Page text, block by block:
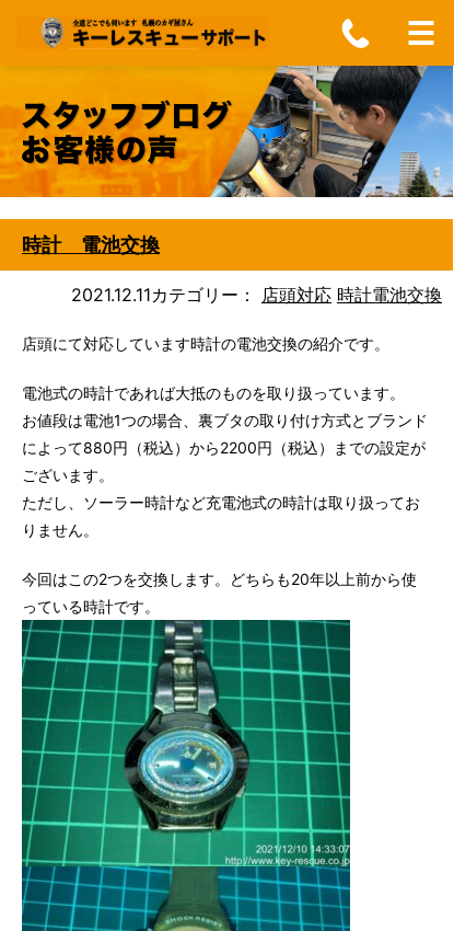
時計 電池交換
2021.12.11カテゴリー： 店頭対応 時計電池交換
店頭にて対応しています時計の電池交換の紹介です。
電池式の時計であれば大抵のものを取り扱っています。
お値段は電池1つの場合、裏ブタの取り付け方式とブランド
によって880円（税込）から2200円（税込）までの設定が
ございます。
ただし、ソーラー時計など充電池式の時計は取り扱ってお
りません。
今回はこの2つを交換します。どちらも20年以上前から使
っている時計です。